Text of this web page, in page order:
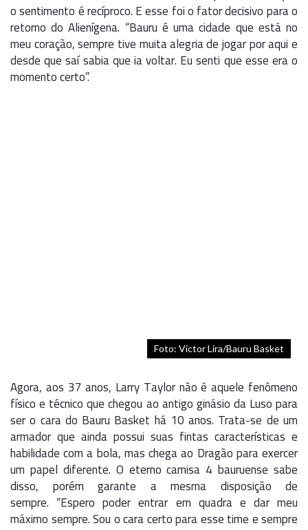
o sentimento é recíproco. E esse foi o fator decisivo para o
retorno do Alienígena. “Bauru é uma cidade que está no
meu coração, sempre tive muita alegria de jogar por aqui e
desde que saí sabia que ia voltar. Eu senti que esse era o
momento certo”.
Foto: Victor Lira/Bauru Basket
Agora, aos 37 anos, Larry Taylor não é aquele fenômeno
físico e técnico que chegou ao antigo ginásio da Luso para
ser o cara do Bauru Basket há 10 anos. Trata-se de um
armador que ainda possui suas fintas características e
habilidade com a bola, mas chega ao Dragão para exercer
um papel diferente. O eterno camisa 4 bauruense sabe
disso, porém garante a mesma disposição de
sempre. “Espero poder entrar em quadra e dar meu
máximo sempre. Sou o cara certo para esse time e sempre